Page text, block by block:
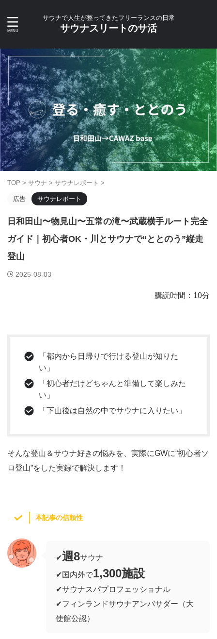
サウナで人生が整ってきたフリーランスの日常
サウナスリートのサ活
TOP > サウナ > サウナレポート >
広告 サウナレポート
日和田山〜物見山〜五常の滝〜武蔵横手ルート完全
ガイド｜初心者OK・川とサウナで“ととのう”縦走
登山
2025-08-03
購読時間：10分
「都内から日帰りで行ける登山が知りた
い」
「初心者だけどちゃんと準備して楽しみた
い」
「下山後は自然の中でサウナに入りたい」
そんな登山＆サウナ好きの悩みを、実際にGWに“初心者ソ
ロ登山”をした実録で解決します！
本記事の信頼性
✔︎週8サウナ
✔︎国内外で1,300施設
✔︎サウナスパプロフェッショナル
✔︎フィンランドサウナアンバサダー（大
使館公認）